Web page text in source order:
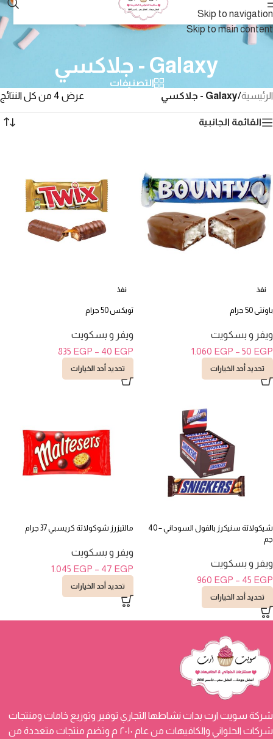
Skip to navigation
Skip to main content
Galaxy - جلاكسي
التصنيفات
الرئيسية/Galaxy - جلاكسي عرض ⁦4⁩ من كل النتائج
القائمة الجانبية
نفذ
باونتى 50 جرام
ويفر و بسكويت
50 EGP
–
1.060 EGP
تحديد أحد الخيارات
نفذ
تويكس 50 جرام
ويفر و بسكويت
40 EGP
–
835 EGP
تحديد أحد الخيارات
شيكولاتة سنيكرز بالفول السوداني – 40
جم
ويفر و بسكويت
45 EGP
–
960 EGP
تحديد أحد الخيارات
مالتيزرز شوكولاتة كريسبي 37 جرام
ويفر و بسكويت
47 EGP
–
1.045 EGP
تحديد أحد الخيارات
شركة سويت ارت بدات نشاطها التجاري توفير وتوزيع خامات ومنتجات
شركات الحلواني والكافيهات من عام ٢٠١٠ م وتضم منتجات متعددة من